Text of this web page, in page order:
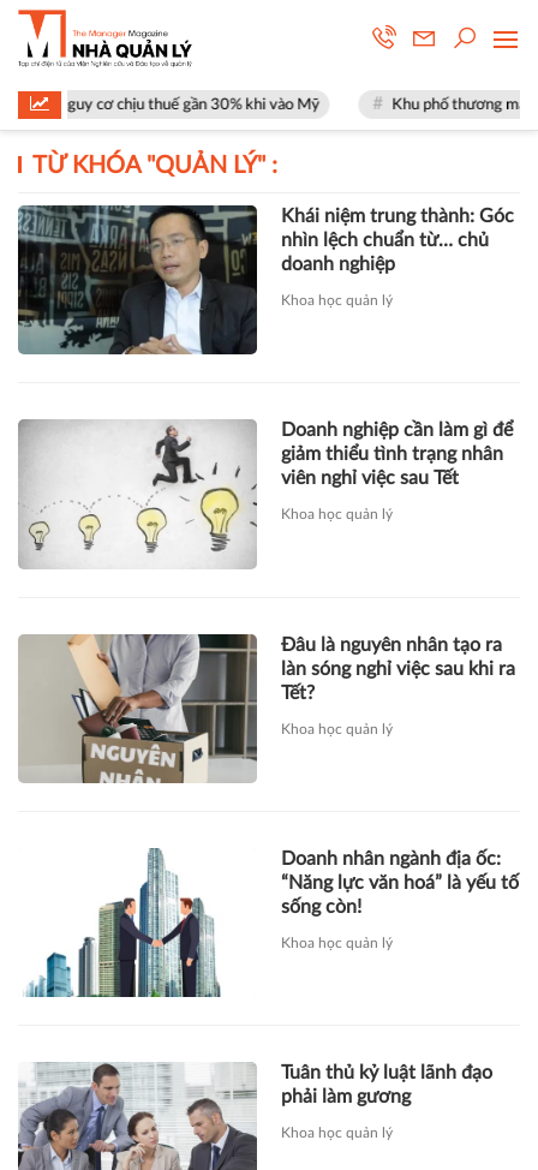
nguy cơ chịu thuế gần 30% khi vào Mỹ Khu phố thương mại
TỪ KHÓA "QUẢN LÝ" :
Khái niệm trung thành: Góc
nhìn lệch chuẩn từ… chủ
doanh nghiệp
Khoa học quản lý
Doanh nghiệp cần làm gì để
giảm thiểu tình trạng nhân
viên nghỉ việc sau Tết
Khoa học quản lý
Đâu là nguyên nhân tạo ra
làn sóng nghỉ việc sau khi ra
Tết?
Khoa học quản lý
Doanh nhân ngành địa ốc:
“Năng lực văn hoá” là yếu tố
sống còn!
Khoa học quản lý
Tuân thủ kỷ luật lãnh đạo
phải làm gương
Khoa học quản lý